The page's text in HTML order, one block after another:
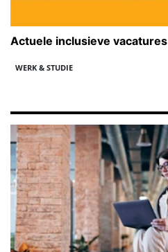
Actuele inclusieve vacatures
WERK & STUDIE